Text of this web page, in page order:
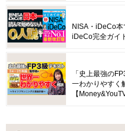
NISA・iDeCo本
iDeCo完全ガイ
「史上最強の
一わかりやすく
【Money&YouTV